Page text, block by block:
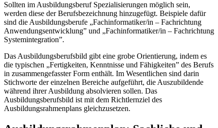
Sollten im Ausbildungsberuf Spezialisierungen möglich sein,
werden diese der Berufsbezeichnung hinzugefügt. Beispiele dafür
sind die Ausbildungsberufe „Fachinformatiker/in – Fachrichtung
Anwendungsentwicklung” und „Fachinformatiker/in – Fachrichtung
Systemintegration”.
Das Ausbildungsberufsbild gibt eine grobe Orientierung, indem es
die typischen „Fertigkeiten, Kenntnisse und Fähigkeiten” des Berufs
in zusammengefasster Form enthält. Im Wesentlichen sind darin
Stichworte der einzelnen Bereiche aufgeführt, die Auszubildende
während ihrer Ausbildung absolvieren sollen. Das
Ausbildungsberufsbild ist mit dem Richtlernziel des
Ausbildungsrahmenplans gleichzusetzen.